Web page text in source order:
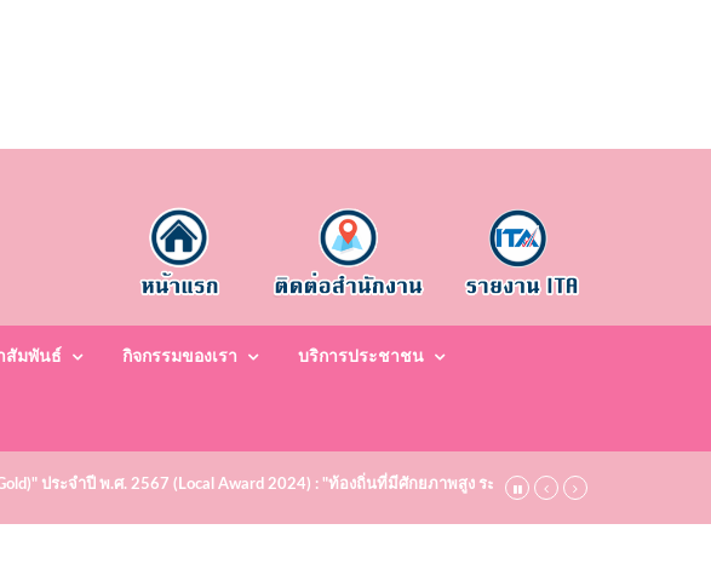
สัมพันธ์ กิจกรรมของเรา บริการประชาชน
ประจำปี พ.ศ. 2567 (Local Award 2024) : "ท้องถิ่นที่มีศักยภาพสูง ระดับชมเชย (Bronze)" ประจำปี พ.